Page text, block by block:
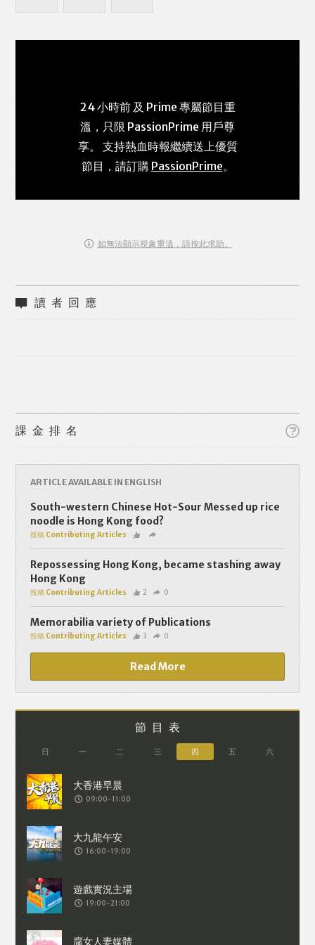
WhatsApp Email
24 小時前 及 Prime 專屬節目重
溫，只限 PassionPrime 用戶尊
享。 支持熱血時報繼續送上優質
節目，請訂購 PassionPrime。
如無法顯示視象重溫，請按此求助。
讀者回應
課金排名
ARTICLE AVAILABLE IN ENGLISH
South-western Chinese Hot-Sour Messed up rice
noodle is Hong Kong food?
投稿 Contributing Articles
Repossessing Hong Kong, became stashing away
Hong Kong
投稿 Contributing Articles 2 0
Memorabilia variety of Publications
投稿 Contributing Articles 3 0
Read More
節目表
日 一 二 三 四 五 六
09:00-11:00
16:00-19:00
19:00-21:00